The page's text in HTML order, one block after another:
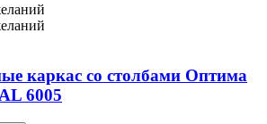
каркас со столбами Оптима
6005